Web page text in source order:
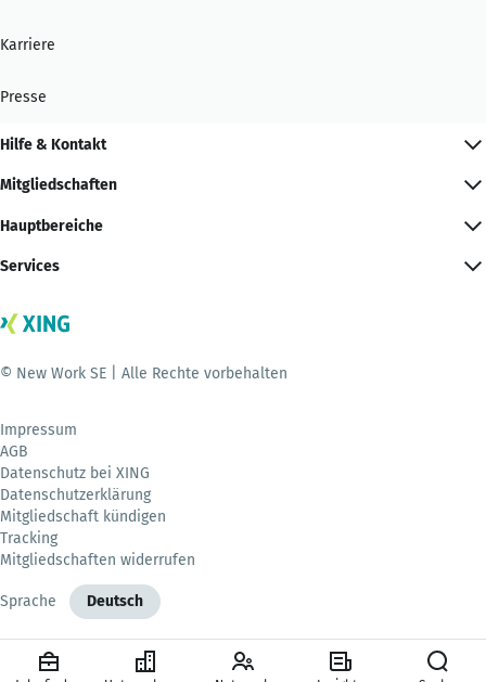
Karriere
Presse
Hilfe & Kontakt
Mitgliedschaften
Hauptbereiche
Services
© New Work SE | Alle Rechte vorbehalten
Impressum
AGB
Datenschutz bei XING
Datenschutzerklärung
Mitgliedschaft kündigen
Tracking
Mitgliedschaften widerrufen
Sprache Deutsch